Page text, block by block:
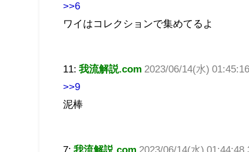
>>6
ワイはコレクションで集めてるよ
11:我流解説.com 2023/06/14(水)
>>9
泥棒
7:我流解説.com 2023/06/14(水)